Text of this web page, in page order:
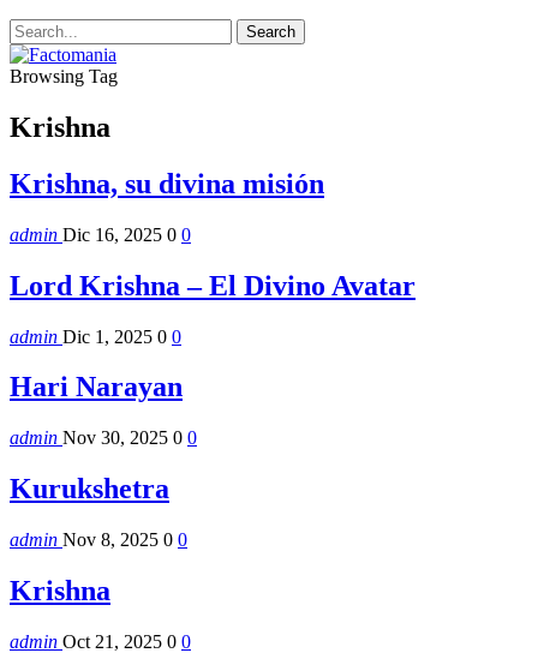
Browsing Tag
Krishna
Krishna, su divina misión
admin Dic 16, 2025 0 0
Lord Krishna – El Divino Avatar
admin Dic 1, 2025 0 0
Hari Narayan
admin Nov 30, 2025 0 0
Kurukshetra
admin Nov 8, 2025 0 0
Krishna
admin Oct 21, 2025 0 0